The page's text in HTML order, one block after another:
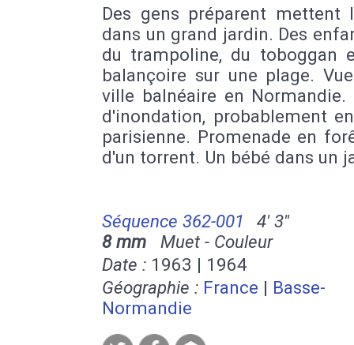
Des gens préparent mettent
dans un grand jardin. Des
du trampoline, du toboggan
balançoire sur une plage.
ville balnéaire en Normandie.
d'inondation, probablement
parisienne. Promenade en
d'un torrent. Un bébé dans un
Séquence 362-001
4' 3''
8 mm Muet - Couleur
Date : 1963 | 1964
Géographie : France | Basse-
Normandie